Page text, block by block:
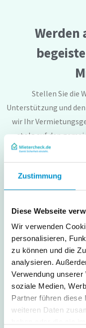
Zustimmung
Diese Webseite
Wir verwenden
personalisieren,
zu können und die
analysieren.
Verwendung
soziale Medien,
Partner führen diese
weiteren Daten
Werden
Stellen Sie die
Unterstützung und
wir Ihr
stolz auf den